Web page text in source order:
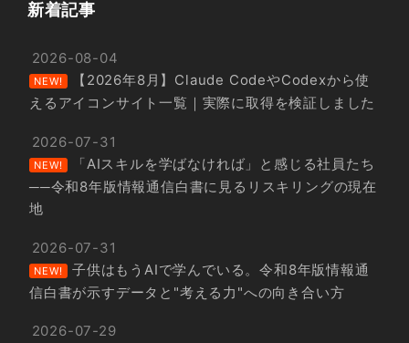
新着記事
2026-08-04
NEW!
【2026年8月】Claude CodeやCodexから使
えるアイコンサイト一覧｜実際に取得を検証しました
2026-07-31
NEW!
「AIスキルを学ばなければ」と感じる社員たち
──令和8年版情報通信白書に見るリスキリングの現在
地
2026-07-31
NEW!
子供はもうAIで学んでいる。令和8年版情報通
信白書が示すデータと"考える力"への向き合い方
2026-07-29